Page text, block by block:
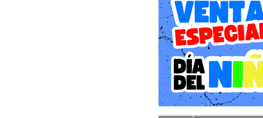
• Poderes vampíricos:
proporcionan una visión
• Estrategia y tácticas:
modo libre. Luego, pon
historia te proporcionará